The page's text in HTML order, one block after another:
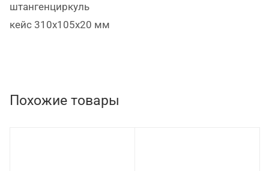
штангенциркуль
кейс 310х105х20 мм
Похожие товары